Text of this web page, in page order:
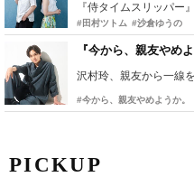
PICKUP
#田村ツトム #沙倉ゆうの
『今から、親友やめ
沢村玲、親友から一線
#今から、親友やめようか。